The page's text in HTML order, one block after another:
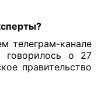
телеграм-канале
говорилось о 27
правительство